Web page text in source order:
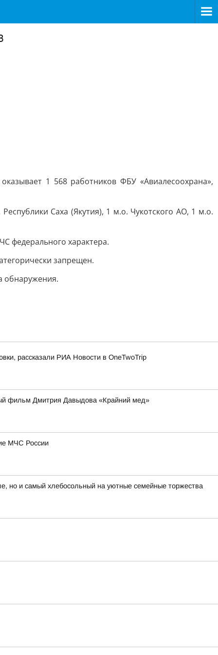
1 568 работников ФБУ «Авиалесоохрана»,
Саха (Якутия), 1 м.о. Чукотского АО, 1 м.о.
федерального характера.
запрещен.
обнаружения.
рассказали РИА Новости в OneTwoTrip
фильм Дмитрия Давыдова «Крайний мед»
МЧС России
и самый хлебосольный на уютные семейные торжества